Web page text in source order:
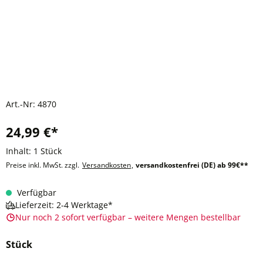
Art.-Nr: 4870
24,99 €*
Inhalt: 1 Stück
Preise inkl. MwSt. zzgl. Versandkosten, versandkostenfrei (DE) ab 99€**
Verfügbar
Lieferzeit: 2-4 Werktage*
Nur noch 2 sofort verfügbar – weitere Mengen bestellbar
Stück